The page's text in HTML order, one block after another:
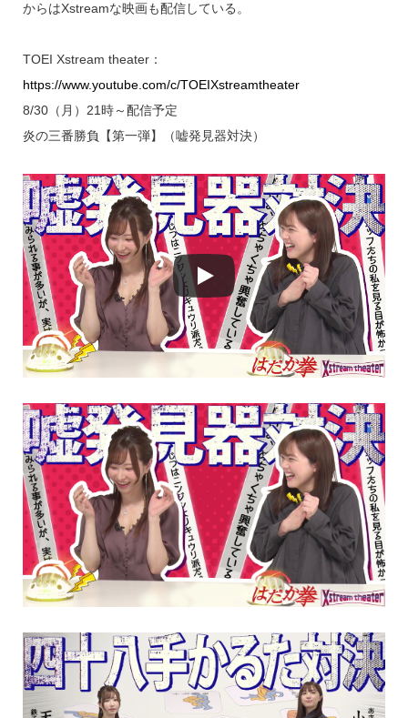
からはXstreamな映画も配信している。
TOEI Xstream theater：
https://www.youtube.com/c/TOEIXstreamtheater
8/30（月）21時～配信予定
炎の三番勝負【第一弾】（嘘発見器対決）